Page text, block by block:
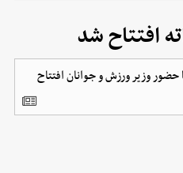
افتتاح شد
وزیر ورزش و جوانان افتتاح